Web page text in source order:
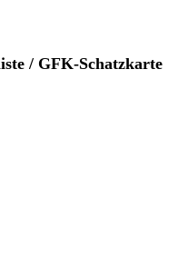
/ GFK-Schatzkarte